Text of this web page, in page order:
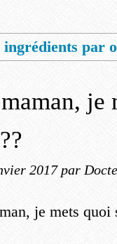
ingrédients par
je
2017 par